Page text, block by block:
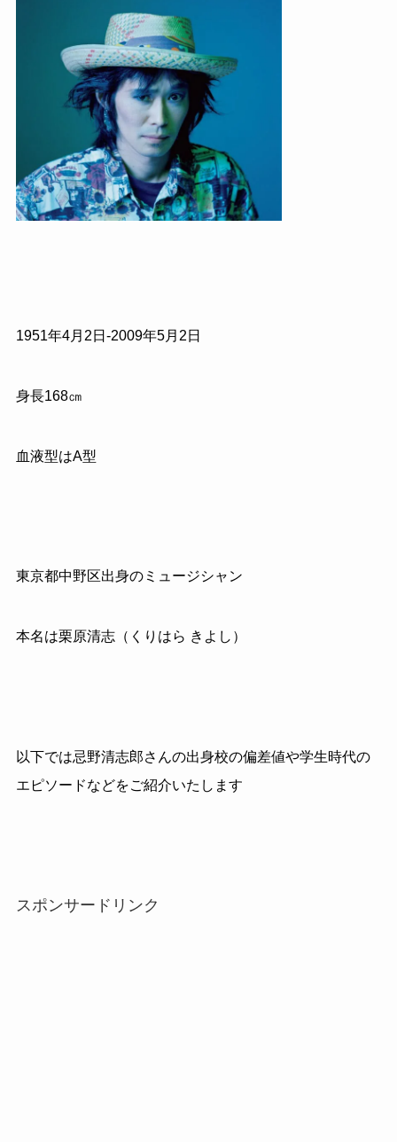
1951年4月2日‐2009年5月2日
身長168㎝
血液型はA型
東京都中野区出身のミュージシャン
本名は栗原清志（くりはら きよし）
以下では忌野清志郎さんの出身校の偏差値や学生時代の
エピソードなどをご紹介いたします
スポンサードリンク